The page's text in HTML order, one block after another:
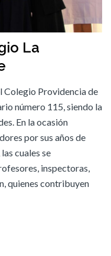
La
Colegio Providencia de
número 115, siendo la
En la ocasión
por sus años de
cuales se
inspectoras,
quienes contribuyen